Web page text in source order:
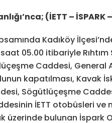
(İETT – İSPARK –
Kadıköy
05.00 itibariyle
Caddesi, General
kapatılması, Kavak
Sögütlüçeşme
İETT otobüsleri ve
üzerinde bulunan İspark